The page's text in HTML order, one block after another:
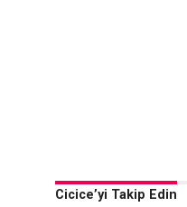
Cicice’yi Takip Edin